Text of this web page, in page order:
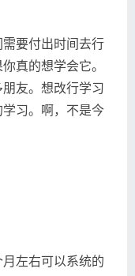
要付出时间去行
真的想学会它。
友。想改行学习
习。啊，不是今
左右可以系统的